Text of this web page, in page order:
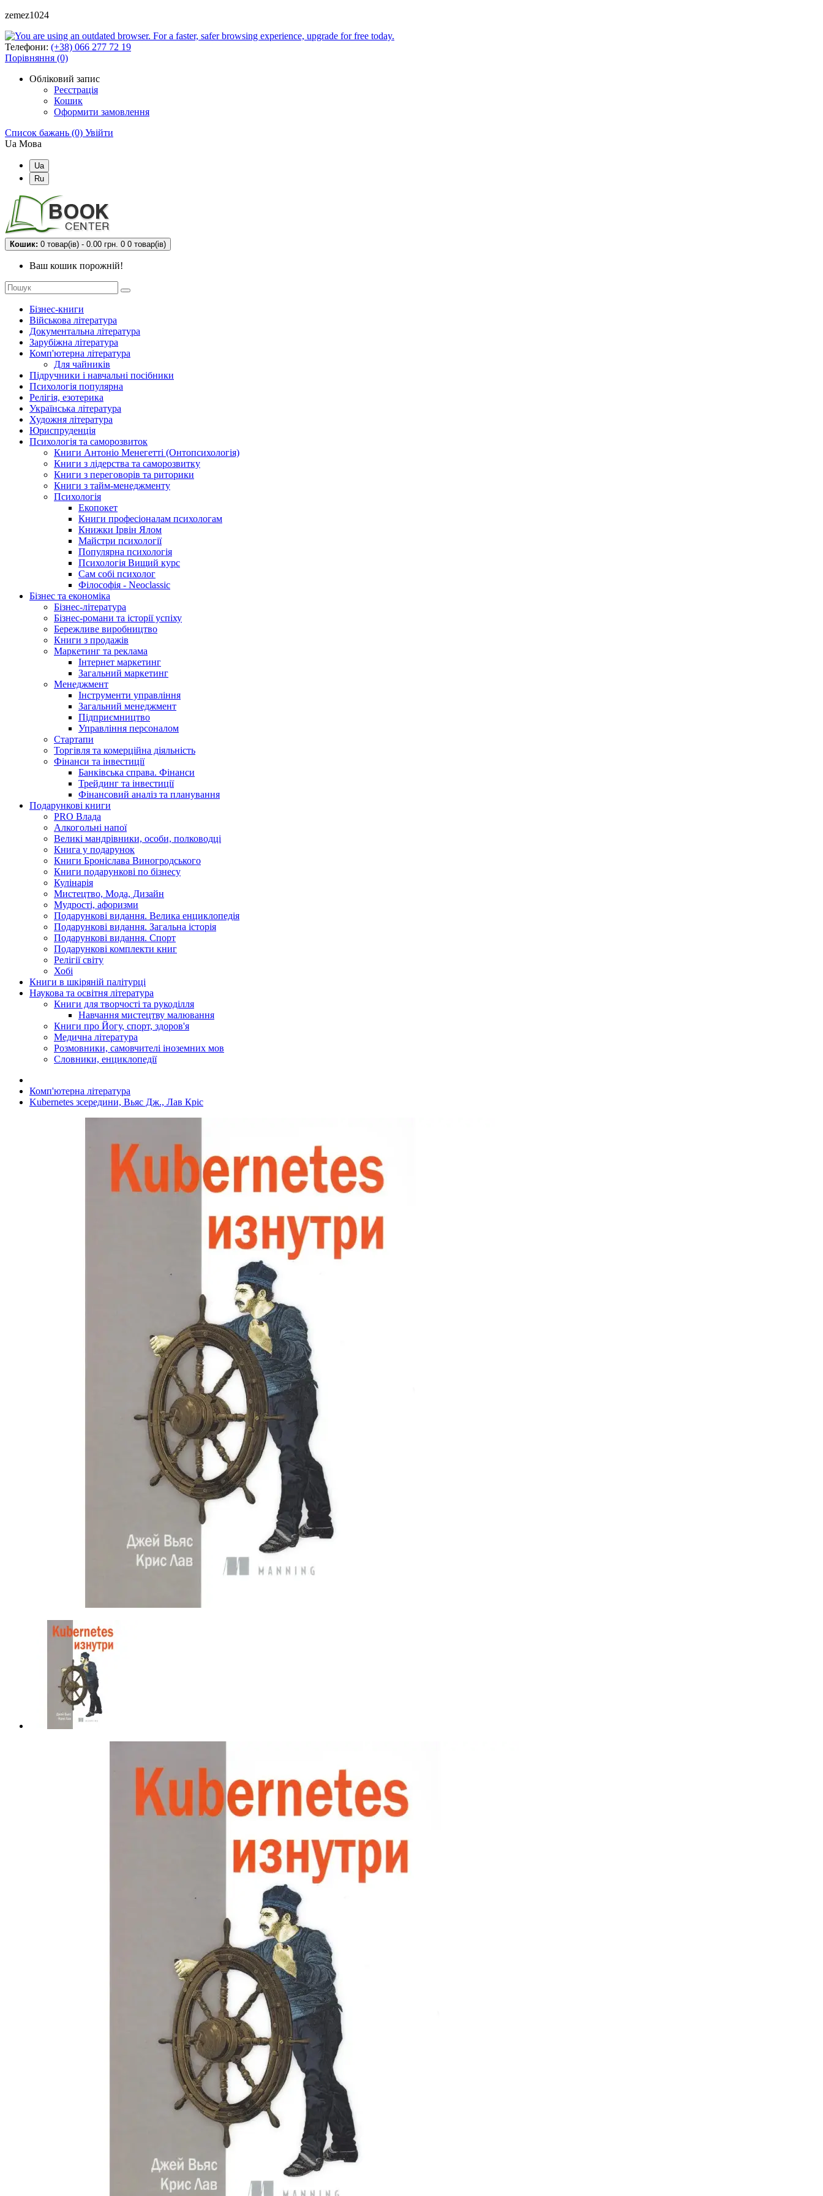
zemez1024
Телефони: (+38) 066 277 72 19
Порівняння (0)
Обліковий запис
Реєстрація
Кошик
Оформити замовлення
Список бажань (0) Увійти
Ua Мова
Ua
Ru
Кошик: 0 товар(ів) - 0.00 грн. 0 0 товар(ів)
Ваш кошик порожній!
Бізнес-книги
Військова література
Документальна література
Зарубіжна література
Комп'ютерна література
Для чайників
Підручники і навчальні посібники
Психологія популярна
Релігія, езотерика
Українська література
Художня література
Юриспруденція
Психологія та саморозвиток
Книги Антоніо Менегетті (Онтопсихологія)
Книги з лідерства та саморозвитку
Книги з переговорів та риторики
Книги з тайм-менеджменту
Психологія
Екопокет
Книги професіоналам психологам
Книжки Ірвін Ялом
Майстри психології
Популярна психологія
Психологія Вищий курс
Сам собі психолог
Філософія - Neoclassic
Бізнес та економіка
Бізнес-література
Бізнес-романи та історії успіху
Бережливе виробництво
Книги з продажів
Маркетинг та реклама
Інтернет маркетинг
Загальний маркетинг
Менеджмент
Інструменти управління
Загальний менеджмент
Підприємництво
Управління персоналом
Стартапи
Торгівля та комерційна діяльність
Фінанси та інвестиції
Банківська справа. Фінанси
Трейдинг та інвестиції
Фінансовий аналіз та планування
Подарункові книги
PRO Влада
Алкогольні напої
Великі мандрівники, особи, полководці
Книга у подарунок
Книги Броніслава Виногродського
Книги подарункові по бізнесу
Кулінарія
Мистецтво, Мода, Дизайн
Мудрості, афоризми
Подарункові видання. Велика енциклопедія
Подарункові видання. Загальна історія
Подарункові видання. Спорт
Подарункові комплекти книг
Релігії світу
Хобі
Книги в шкіряній палітурці
Наукова та освітня література
Книги для творчості та рукоділля
Навчання мистецтву малювання
Книги про Йогу, спорт, здоров'я
Медична література
Розмовники, самовчителі іноземних мов
Словники, енциклопедії
Комп'ютерна література
Kubernetes зсередини, Вьяс Дж., Лав Кріс